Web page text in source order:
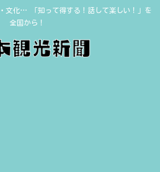
文化… 「知って得する！話して楽しい！」を
全国から！